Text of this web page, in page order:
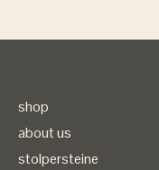
shop
about us
stolpersteine